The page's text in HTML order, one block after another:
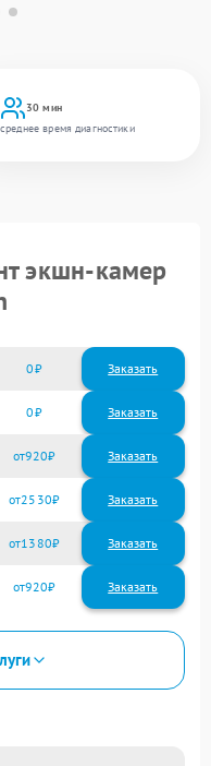
30 мин
среднее время диагностики
экшн-камер
0 Заказать
0 Заказать
920
2530
1380
920